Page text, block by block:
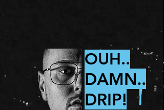
OUH..
DAMN..
DRIP!